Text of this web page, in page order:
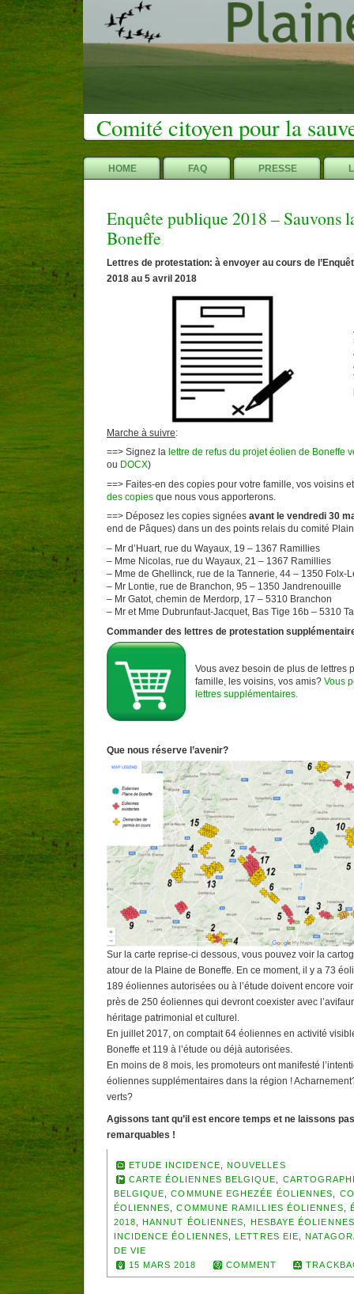
Comité citoyen pour la
HOME FAQ PRESSE
Enquête publique 2018 – Sauvons
Boneffe
Lettres de protestation: à envoyer au cours de
2018 au 5 avril 2018
Marche à suivre:
==> Signez la lettre de refus du projet éolien de Boneffe
ou DOCX)
==> Faites-en des copies pour votre famille, vos voisins
des copies que nous vous apporterons.
==> Déposez les copies signées avant le vendredi 30
end de Pâques) dans un des points relais du comité
– Mr d’Huart, rue du Wayaux, 19 – 1367 Ramillies
– Mme Nicolas, rue du Wayaux, 21 – 1367 Ramillies
– Mme de Ghellinck, rue de la Tannerie, 44 – 1350 Folx-
– Mr Lontie, rue de Branchon, 95 – 1350 Jandrenouille
– Mr Gatot, chemin de Merdorp, 17 – 5310 Branchon
– Mr et Mme Dubrunfaut-Jacquet, Bas Tige 16b – 5310
Commander des lettres de protestation
Vous avez besoin de plus de lettres
famille, les voisins, vos amis? Vous
lettres supplémentaires.
Que nous réserve l’avenir?
Sur la carte reprise-ci dessous, vous pouvez voir la
atour de la Plaine de Boneffe. En ce moment, il y a 73
189 éoliennes autorisées ou à l’étude doivent encore
près de 250 éoliennes qui devront coexister avec
héritage patrimonial et culturel.
En juillet 2017, on comptait 64 éoliennes en activité
Boneffe et 119 à l’étude ou déjà autorisées.
En moins de 8 mois, les promoteurs ont manifesté
éoliennes supplémentaires dans la région !
verts?
Agissons tant qu’il est encore temps et ne laissons
remarquables !
ETUDE INCIDENCE
NOUVELLES
CARTE ÉOLIENNES BELGIQUE
BELGIQUE ,COMMUNE EGHEZÉE ÉOLIENNES
ÉOLIENNES
,COMMUNE RAMILLIES ÉOLIENNES
2018 ,HANNUT ÉOLIENNES
HESBAYE ÉOLIENNES
INCIDENCE ÉOLIENNES ,LETTRES EIE ,
DE VIE
15 MARS 2018
COMMENT